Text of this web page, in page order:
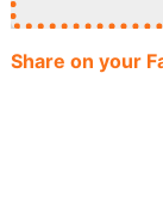
Share on your